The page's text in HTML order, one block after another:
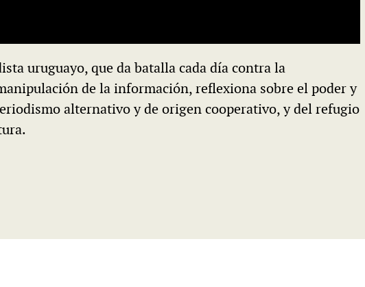
uruguayo, que da batalla cada día contra la
de la información, reflexiona sobre el poder y
alternativo y de origen cooperativo, y del refugio